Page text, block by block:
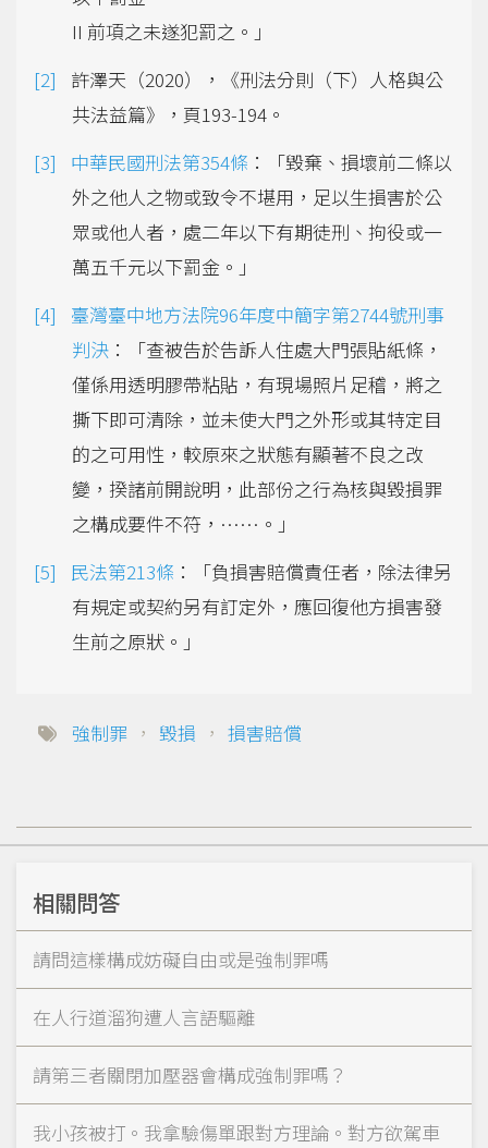
II 前項之未遂犯罰之。」
許澤天（2020），《刑法分則（下）人格與公
共法益篇》，頁193-194。
中華民國刑法第354條 ：「毀棄、損壞前二條以
外之他人之物或致令不堪用，足以生損害於公
眾或他人者，處二年以下有期徒刑、拘役或一
萬五千元以下罰金。」
臺灣臺中地方法院96年度中簡字第2744號刑事
判決 ：「查被告於告訴人住處大門張貼紙條，
僅係用透明膠帶粘貼，有現場照片足稽，將之
撕下即可清除，並未使大門之外形或其特定目
的之可用性，較原來之狀態有顯著不良之改
變，揆諸前開說明，此部份之行為核與毀損罪
之構成要件不符，……。」
民法第213條 ：「負損害賠償責任者，除法律另
有規定或契約另有訂定外，應回復他方損害發
生前之原狀。」
強制罪 ， 毀損 ， 損害賠償
相關問答
請問這樣構成妨礙自由或是強制罪嗎
在人行道溜狗遭人言語驅離
請第三者關閉加壓器會構成強制罪嗎？
我小孩被打。我拿驗傷單跟對方理論。對方欲駕車